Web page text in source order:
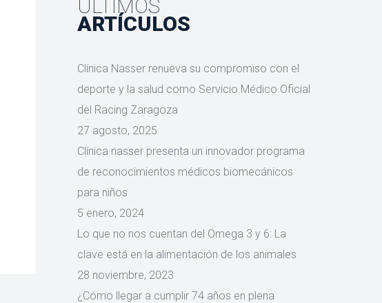
ÚLTIMOS
ARTÍCULOS
Clínica Nasser renueva su compromiso con el
deporte y la salud como Servicio Médico Oficial
del Racing Zaragoza
27 agosto, 2025
Clínica nasser presenta un innovador programa
de reconocimientos médicos biomecánicos
para niños
5 enero, 2024
Lo que no nos cuentan del Omega 3 y 6: La
clave está en la alimentación de los animales
28 noviembre, 2023
¿Cómo llegar a cumplir 74 años en plena